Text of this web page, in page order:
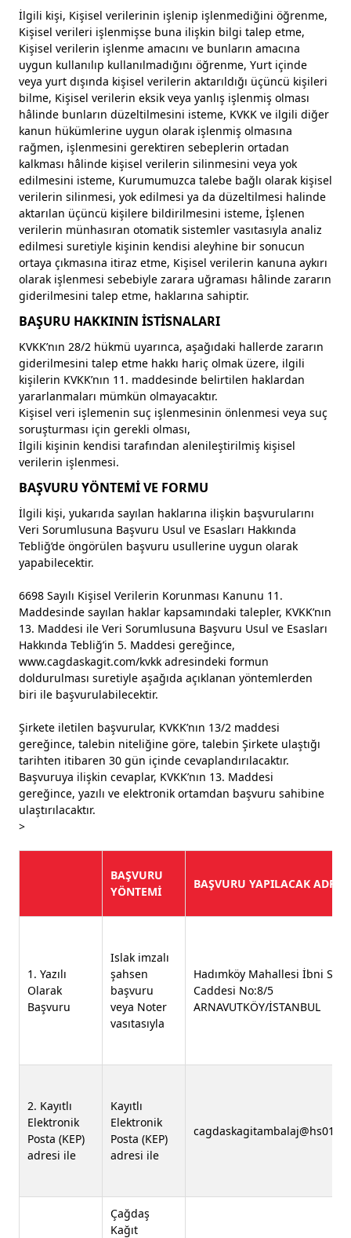
İlgili kişi, Kişisel verilerinin işlenip işlenmediğini öğrenme,
Kişisel verileri işlenmişse buna ilişkin bilgi talep etme,
Kişisel verilerin işlenme amacını ve bunların amacına
uygun kullanılıp kullanılmadığını öğrenme, Yurt içinde
veya yurt dışında kişisel verilerin aktarıldığı üçüncü kişileri
bilme, Kişisel verilerin eksik veya yanlış işlenmiş olması
hâlinde bunların düzeltilmesini isteme, KVKK ve ilgili diğer
kanun hükümlerine uygun olarak işlenmiş olmasına
rağmen, işlenmesini gerektiren sebeplerin ortadan
kalkması hâlinde kişisel verilerin silinmesini veya yok
edilmesini isteme, Kurumumuzca talebe bağlı olarak kişisel
verilerin silinmesi, yok edilmesi ya da düzeltilmesi halinde
aktarılan üçüncü kişilere bildirilmesini isteme, İşlenen
verilerin münhasıran otomatik sistemler vasıtasıyla analiz
edilmesi suretiyle kişinin kendisi aleyhine bir sonucun
ortaya çıkmasına itiraz etme, Kişisel verilerin kanuna aykırı
olarak işlenmesi sebebiyle zarara uğraması hâlinde zararın
giderilmesini talep etme, haklarına sahiptir.
BAŞURU HAKKININ İSTİSNALARI
KVKK’nın 28/2 hükmü uyarınca, aşağıdaki hallerde zararın
giderilmesini talep etme hakkı hariç olmak üzere, ilgili
kişilerin KVKK’nın 11. maddesinde belirtilen haklardan
yararlanmaları mümkün olmayacaktır.
Kişisel veri işlemenin suç işlenmesinin önlenmesi veya suç
soruşturması için gerekli olması,
İlgili kişinin kendisi tarafından alenileştirilmiş kişisel
verilerin işlenmesi.
BAŞVURU YÖNTEMİ VE FORMU
İlgili kişi, yukarıda sayılan haklarına ilişkin başvurularını
Veri Sorumlusuna Başvuru Usul ve Esasları Hakkında
Tebliğ’de öngörülen başvuru usullerine uygun olarak
yapabilecektir.
6698 Sayılı Kişisel Verilerin Korunması Kanunu 11.
Maddesinde sayılan haklar kapsamındaki talepler, KVKK’nın
13. Maddesi ile Veri Sorumlusuna Başvuru Usul ve Esasları
Hakkında Tebliğ’in 5. Maddesi gereğince,
www.cagdaskagit.com/kvkk adresindeki formun
doldurulması suretiyle aşağıda açıklanan yöntemlerden
biri ile başvurulabilecektir.
Şirkete iletilen başvurular, KVKK’nın 13/2 maddesi
gereğince, talebin niteliğine göre, talebin Şirkete ulaştığı
tarihten itibaren 30 gün içinde cevaplandırılacaktır.
Başvuruya ilişkin cevaplar, KVKK’nın 13. Maddesi
gereğince, yazılı ve elektronik ortamdan başvuru sahibine
ulaştırılacaktır.
>
BAŞVURU
YÖNTEMİ
BAŞVURU YAPILACAK ADRES
1. Yazılı
Olarak
Başvuru
Islak imzalı
şahsen
başvuru
veya Noter
vasıtasıyla
Hadımköy Mahallesi İbni Sina
Caddesi No:8/5
ARNAVUTKÖY/İSTANBUL
2. Kayıtlı
Elektronik
Posta (KEP)
adresi ile
Kayıtlı
Elektronik
Posta (KEP)
adresi ile
Çağdaş
Kağıt